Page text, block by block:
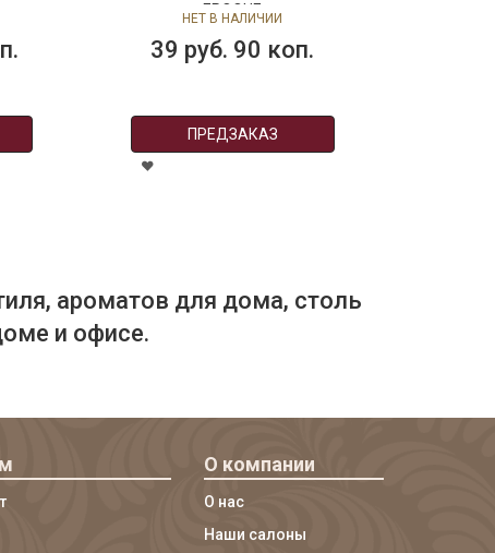
EPOQUE
НЕТ В НАЛИЧИИ
39 руб. 90 коп.
ПРЕДЗАКАЗ
ароматов для дома, столь
и офисе.
О компании
О нас
Наши салоны